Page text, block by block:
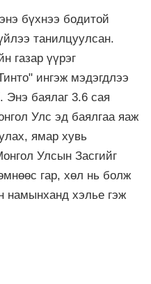
бүхнээ бодитой
танилцуулсан.
газар үүрэг
ингэж мэдэгдлээ
Энэ баялаг 3.6 сая
Улс эд баялгаа яаж
ямар хувь
Улсын Засгийг
гар, хөл нь болж
намынханд хэлье гэж